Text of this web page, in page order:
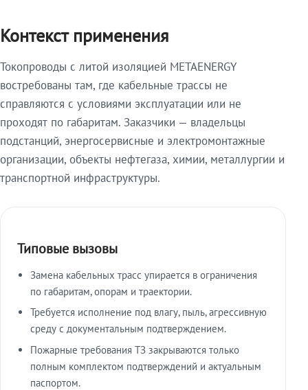
Контекст применения
Токопроводы с литой изоляцией METAENERGY
востребованы там, где кабельные трассы не
справляются с условиями эксплуатации или не
проходят по габаритам. Заказчики — владельцы
подстанций, энергосервисные и электромонтажные
организации, объекты нефтегаза, химии, металлургии и
транспортной инфраструктуры.
Типовые вызовы
Замена кабельных трасс упирается в ограничения
по габаритам, опорам и траектории.
Требуется исполнение под влагу, пыль, агрессивную
среду с документальным подтверждением.
Пожарные требования ТЗ закрываются только
полным комплектом подтверждений и актуальным
паспортом.